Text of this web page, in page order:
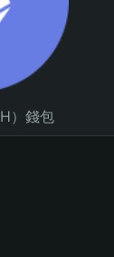
）錢包